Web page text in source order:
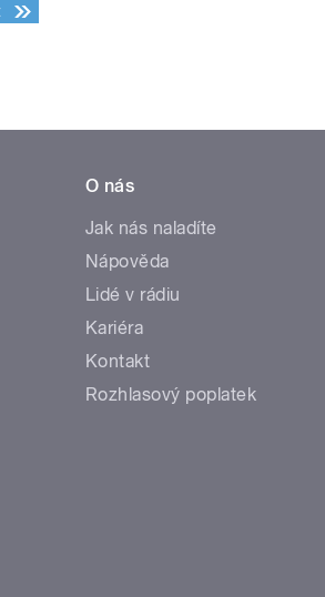
O nás
Jak nás naladíte
Nápověda
Lidé v rádiu
Kariéra
Kontakt
Rozhlasový poplatek